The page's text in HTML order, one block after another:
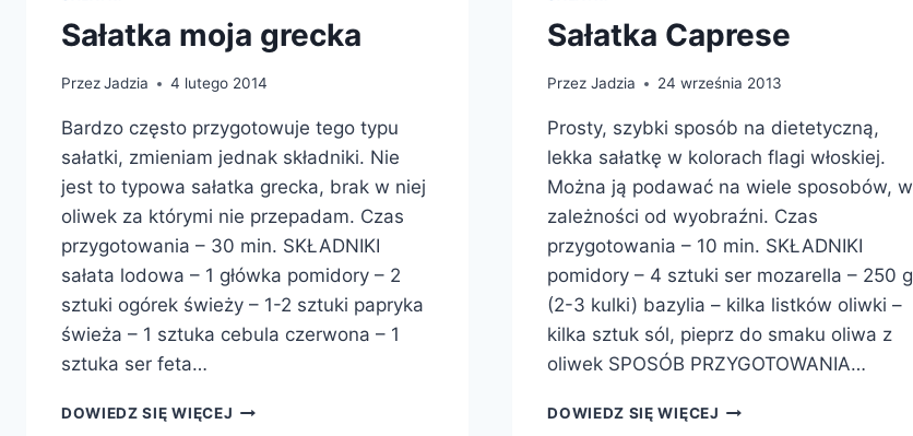
Sałatka moja grecka
PrzezJadzia 4 lutego 2014
Bardzo często przygotowuje tego typu
sałatki, zmieniam jednak składniki. Nie
jest to typowa sałatka grecka, brak w niej
oliwek za którymi nie przepadam. Czas
przygotowania – 30 min. SKŁADNIKI
sałata lodowa – 1 główka pomidory – 2
sztuki ogórek świeży – 1-2 sztuki papryka
świeża – 1 sztuka cebula czerwona – 1
sztuka ser feta…
DOWIEDZ SIĘ WIĘCEJ SAŁATKA
Sałatka Caprese
Przez Jadzia 24 września 2013
Prosty, szybki sposób na dietetyczną,
lekka sałatkę w kolorach flagi włoskiej.
Można ją podawać na wiele sposobów, w
zależności od wyobraźni. Czas
przygotowania – 10 min. SKŁADNIKI
pomidory – 4 sztuki ser mozarella – 250 g
(2-3 kulki) bazylia – kilka listków oliwki –
kilka sztuk sól, pieprz do smaku oliwa z
oliwek SPOSÓB PRZYGOTOWANIA…
DOWIEDZ SIĘ WIĘCEJ SAŁATKA